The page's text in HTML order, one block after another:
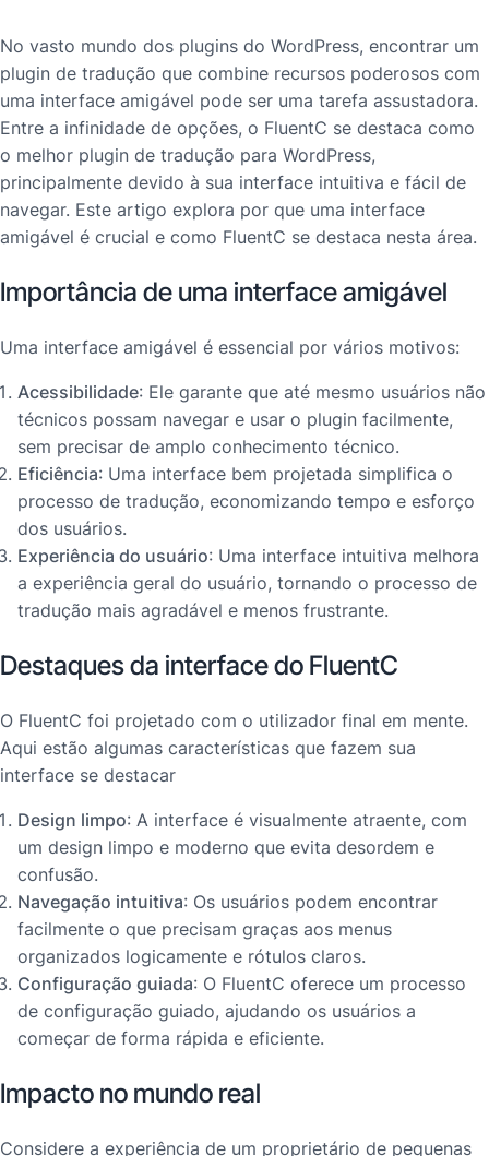
No vasto mundo dos plugins do WordPress, encontrar um
plugin de tradução que combine recursos poderosos com
uma interface amigável pode ser uma tarefa assustadora.
Entre a infinidade de opções, o FluentC se destaca como
o melhor plugin de tradução para WordPress,
principalmente devido à sua interface intuitiva e fácil de
navegar. Este artigo explora por que uma interface
amigável é crucial e como FluentC se destaca nesta área.
Importância de uma interface amigável
Uma interface amigável é essencial por vários motivos:
Acessibilidade: Ele garante que até mesmo usuários não
técnicos possam navegar e usar o plugin facilmente,
sem precisar de amplo conhecimento técnico.
Eficiência: Uma interface bem projetada simplifica o
processo de tradução, economizando tempo e esforço
dos usuários.
Experiência do usuário: Uma interface intuitiva melhora
a experiência geral do usuário, tornando o processo de
tradução mais agradável e menos frustrante.
Destaques da interface do FluentC
O FluentC foi projetado com o utilizador final em mente.
Aqui estão algumas características que fazem sua
interface se destacar
Design limpo: A interface é visualmente atraente, com
um design limpo e moderno que evita desordem e
confusão.
Navegação intuitiva: Os usuários podem encontrar
facilmente o que precisam graças aos menus
organizados logicamente e rótulos claros.
Configuração guiada: O FluentC oferece um processo
de configuração guiado, ajudando os usuários a
começar de forma rápida e eficiente.
Impacto no mundo real
Considere a experiência de um proprietário de pequenas